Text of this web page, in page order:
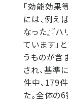
「効能効果
には、例え
なった』『
ています」
うものが含
され、基準
件中、179
た。全体の